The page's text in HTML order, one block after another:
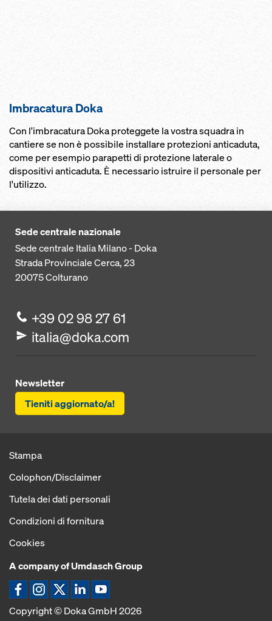
Imbracatura Doka
Con l'imbracatura Doka proteggete la vostra squadra in
cantiere se non è possibile installare protezioni anticaduta,
come per esempio parapetti di protezione laterale o
dispositivi anticaduta. È necessario istruire il personale per
l'utilizzo.
Sede centrale nazionale
Sede centrale Italia Milano - Doka
Strada Provinciale Cerca, 23
20075Colturano
+39 02 98 27 61
italia@doka.com
Newsletter
Tieniti aggiornato/a!
Stampa
Colophon/Disclaimer
Tutela dei dati personali
Condizioni di fornitura
Cookies
A company of Umdasch Group
Icona Facebook
Icona Instagram
Icona XIcona LinkedIn
Icona YouTube
Copyright © Doka GmbH 2026